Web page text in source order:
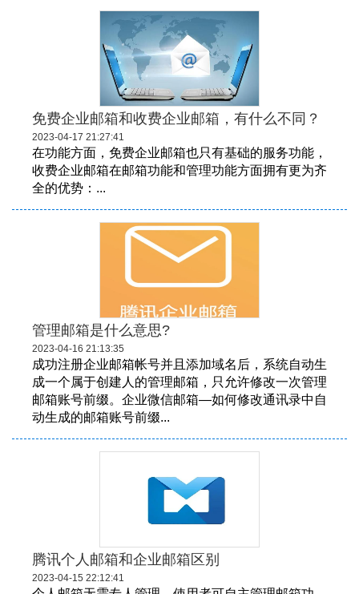
免费企业邮箱和收费企业邮箱，有什么不同？
2023-04-17 21:27:41
在功能方面，免费企业邮箱也只有基础的服务功能，
收费企业邮箱在邮箱功能和管理功能方面拥有更为齐
全的优势：...
管理邮箱是什么意思?
2023-04-16 21:13:35
成功注册企业邮箱帐号并且添加域名后，系统自动生
成一个属于创建人的管理邮箱，只允许修改一次管理
邮箱账号前缀。企业微信邮箱—如何修改通讯录中自
动生成的邮箱账号前缀...
腾讯个人邮箱和企业邮箱区别
2023-04-15 22:12:41